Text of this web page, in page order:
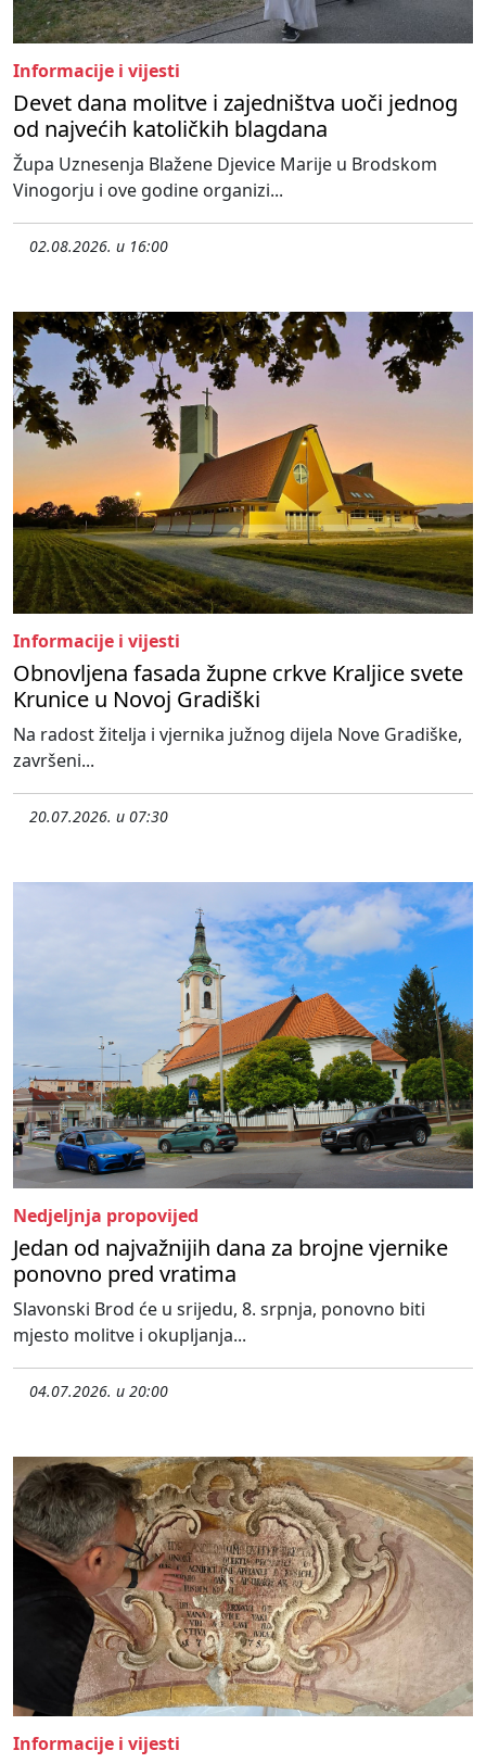
Informacije i vijesti
Devet dana molitve i zajedništva uoči jednog
od najvećih katoličkih blagdana
Župa Uznesenja Blažene Djevice Marije u Brodskom
Vinogorju i ove godine organizi...
02.08.2026. u 16:00
Informacije i vijesti
Obnovljena fasada župne crkve Kraljice svete
Krunice u Novoj Gradiški
Na radost žitelja i vjernika južnog dijela Nove Gradiške,
završeni...
20.07.2026. u 07:30
Nedjeljnja propovijed
Jedan od najvažnijih dana za brojne vjernike
ponovno pred vratima
Slavonski Brod će u srijedu, 8. srpnja, ponovno biti
mjesto molitve i okupljanja...
04.07.2026. u 20:00
Informacije i vijesti